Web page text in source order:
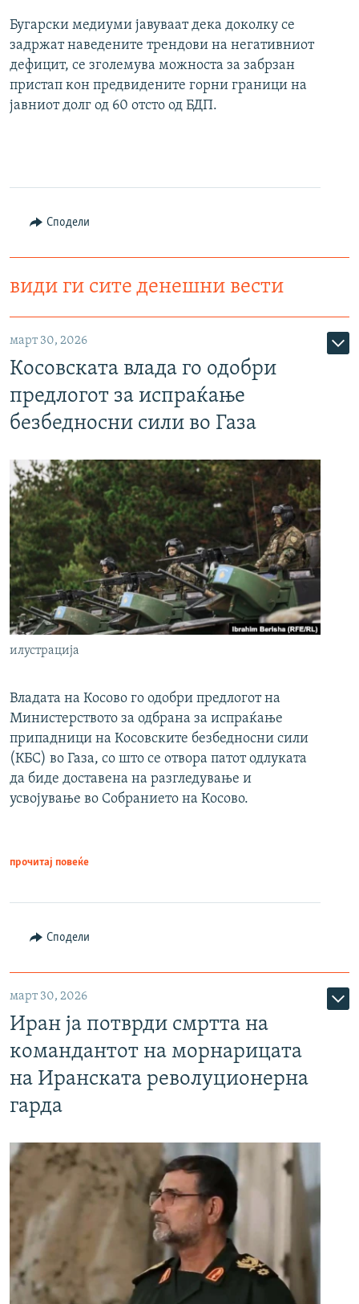
Бугарски медиуми јавуваат дека доколку се
задржат наведените трендови на негативниот
дефицит, се зголемува можноста за забрзан
пристап кон предвидените горни граници на
јавниот долг од 60 отсто од БДП.
Сподели
види ги сите денешни вести
март 30, 2026
Косовската влада го одобри
предлогот за испраќање
безбедносни сили во Газа
илустрација
Владата на Косово го одобри предлогот на
Министерството за одбрана за испраќање
припадници на Косовските безбедносни сили
(КБС) во Газа, со што се отвора патот одлуката
да биде доставена на разгледување и
усвојување во Собранието на Косово.
прочитај повеќе
Сподели
март 30, 2026
Иран ја потврди смртта на
командантот на морнарицата
на Иранската револуционерна
гарда